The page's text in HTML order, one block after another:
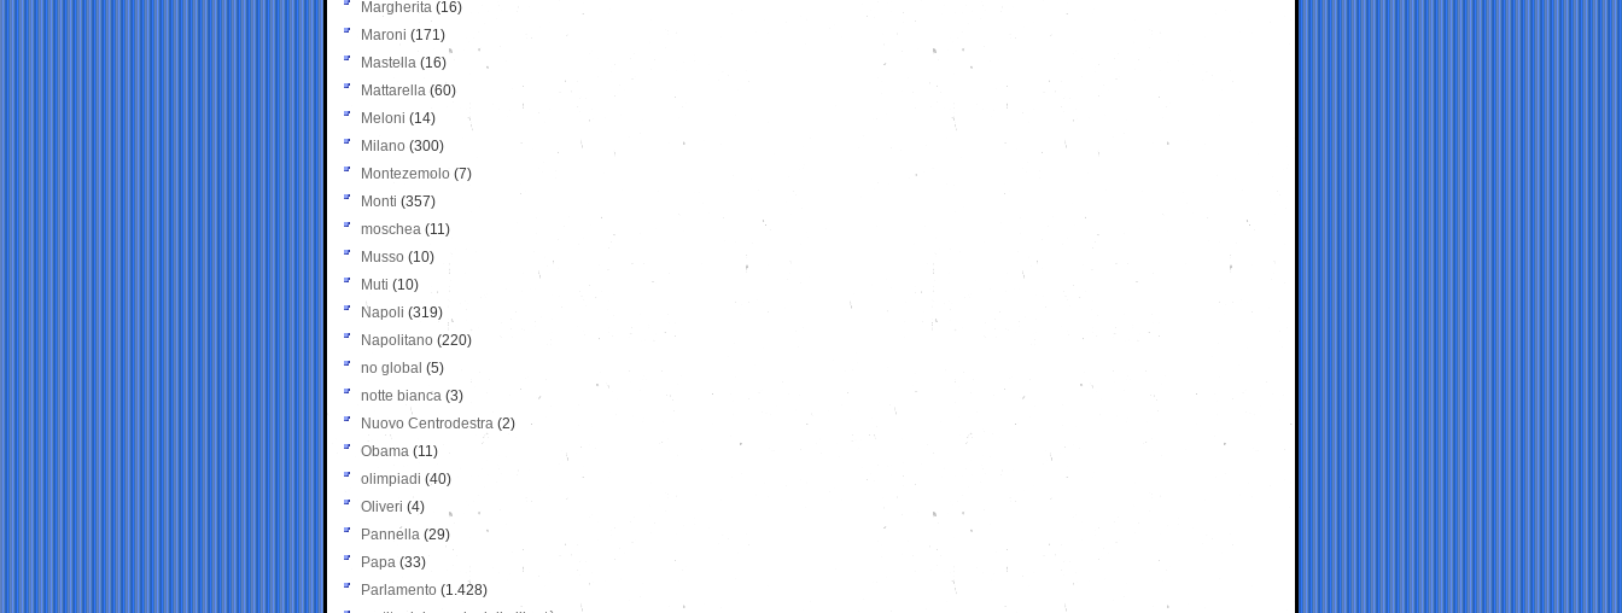
Margherita (16)
Maroni (171)
Mastella (16)
Mattarella (60)
Meloni (14)
Milano (300)
Montezemolo (7)
Monti (357)
moschea (11)
Musso (10)
Muti (10)
Napoli (319)
Napolitano (220)
no global (5)
notte bianca (3)
Nuovo Centrodestra (2)
Obama (11)
olimpiadi (40)
Oliveri (4)
Pannella (29)
Papa (33)
Parlamento (1.428)